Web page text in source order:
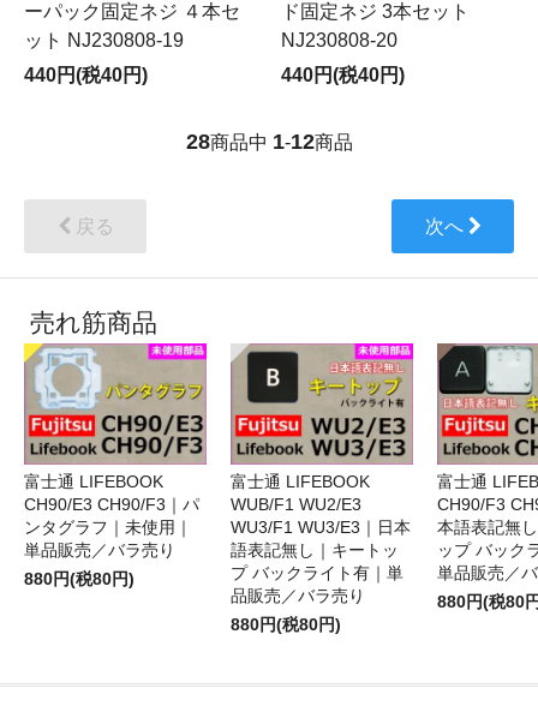
ーパック固定ネジ ４本セ
ット NJ230808-19
440円(税40円)
ド固定ネジ 3本セット
NJ230808-20
440円(税40円)
28商品中 1-12商品
戻る 次へ
売れ筋商品
富士通 LIFEBOOK
CH90/E3 CH90/F3｜パ
ンタグラフ｜未使用｜
単品販売／バラ売り
880円(税80円)
富士通 LIFEBOOK
WUB/F1 WU2/E3
WU3/F1 WU3/E3｜日本
語表記無し｜キートッ
プ バックライト有｜単
品販売／バラ売り
880円(税80円)
富士通
CH90/F3
本語表記無
ップ バック
単品販売／
880円(税80